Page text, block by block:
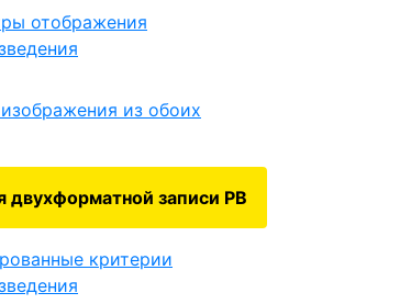
отображения
из обоих
двухформатной записи PB
критерии